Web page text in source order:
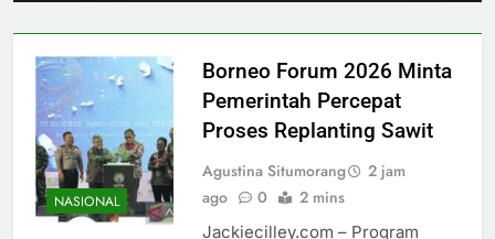
NASIONAL
Borneo Forum 2026 Minta
Pemerintah Percepat
Proses Replanting Sawit
Agustina Situmorang
2 jam
ago
0 2 mins
Jackiecilley.com – Program